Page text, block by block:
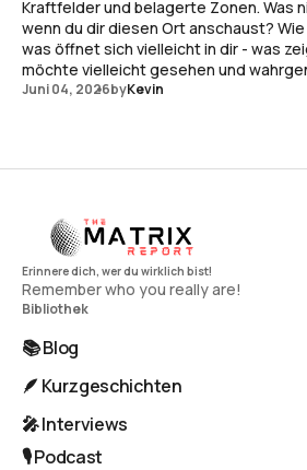
Kraftfelder und belagerte Zonen. Was
wenn du dir diesen Ort anschaust?
was öffnet sich vielleicht in dir - was
möchte vielleicht gesehen und
Juni 04, 2026byKevin
Remember who you really are!
Bibliothek
📚 Blog
🪶 Kurzgeschichten
🎤 Interviews
🎙️ Podcast